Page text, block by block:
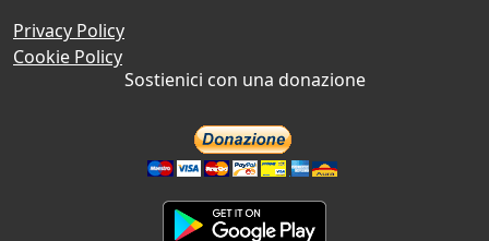
Privacy Policy
Cookie Policy
Sostienici con una donazione